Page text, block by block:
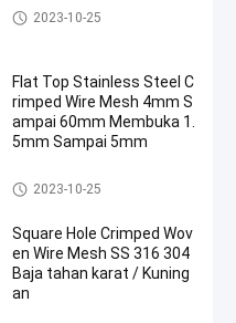
Stainless Steel Berkerut Wire
Mesh
2023-10-25
Flat Top Stainless Steel C
rimped Wire Mesh 4mm S
ampai 60mm Membuka 1.
5mm Sampai 5mm
Stainless Steel Berkerut Wire
Mesh
2023-10-25
Square Hole Crimped Wov
en Wire Mesh SS 316 304
Baja tahan karat / Kuning
an